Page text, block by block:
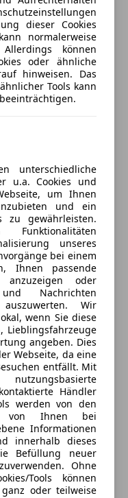
dieser Cookies
normalerweise
können
oder ähnliche
hinweisen. Das
Tools kann
unterschiedliche
u.a. Cookies und
um Ihnen
und ein
zu gewährleisten.
unseres
bei einem
Ihnen passende
oder
Nachrichten
Wir
wenn Sie diese
Lieblingsfahrzeuge
angeben. Dies
Webseite, da eine
entfällt. Mit
Händler
werden von den
von Ihnen bei
Informationen
innerhalb dieses
Befüllung neuer
Ohne
Tools können
oder teilweise